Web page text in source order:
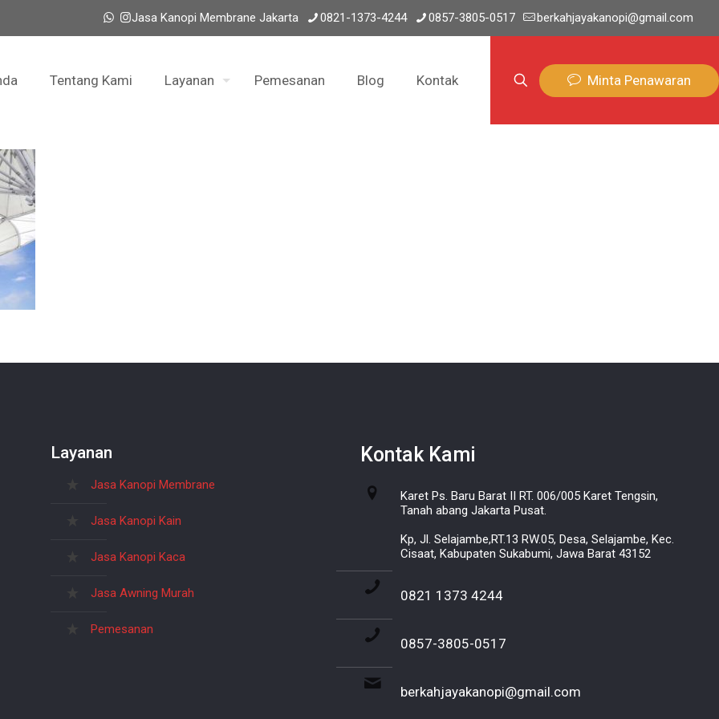
Jasa Kanopi Membrane Jakarta 0821-1373-4244 0857-3805-0517 berkahjayakanopi@gmail.com
Tentang Kami Layanan Pemesanan Blog Kontak Minta Penawaran
Layanan
Jasa Kanopi Membrane
Jasa Kanopi Kain
Jasa Kanopi Kaca
Jasa Awning Murah
Pemesanan
Kontak Kami
Karet Ps. Baru Barat II RT. 006/005 Karet Tengsin,
Tanah abang Jakarta Pusat.
Kp, Jl. Selajambe,RT.13 RW.05, Desa, Selajambe, Kec.
Cisaat, Kabupaten Sukabumi, Jawa Barat 43152
0821 1373 4244
0857-3805-0517
berkahjayakanopi@gmail.com